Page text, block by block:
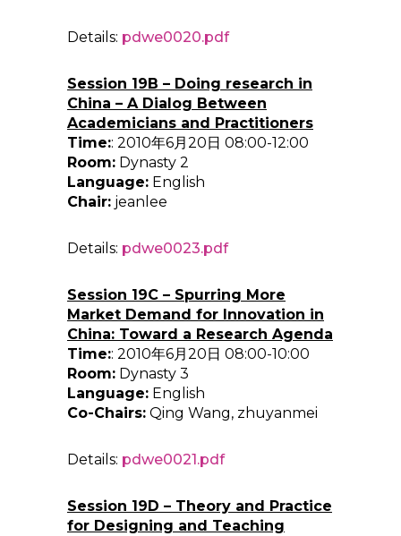
Details: pdwe0020.pdf
Session 19B – Doing research in
China – A Dialog Between
Academicians and Practitioners
Time:: 2010年6月20日 08:00-12:00
Room: Dynasty 2
Language: English
Chair: jeanlee
Details: pdwe0023.pdf
Session 19C – Spurring More
Market Demand for Innovation in
China: Toward a Research Agenda
Time:: 2010年6月20日 08:00-10:00
Room: Dynasty 3
Language: English
Co-Chairs: Qing Wang, zhuyanmei
Details: pdwe0021.pdf
Session 19D – Theory and Practice
for Designing and Teaching